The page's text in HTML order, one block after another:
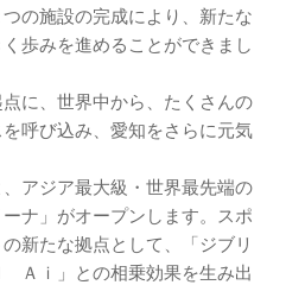
の施設の完成により、新たな
歩みを進めることができまし
に、世界中から、たくさんの
呼び込み、愛知をさらに元気
アジア最大級・世界最先端の
ナ」がオープンします。スポ
新たな拠点として、「ジブリ
Ａｉ」との相乗効果を生み出